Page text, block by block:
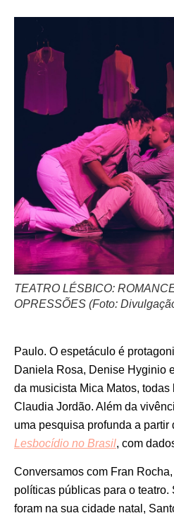
TEATRO LÉSBICO:
OPRESSÕES (Foto:
Paulo. O espetáculo é
Daniela Rosa, Denise Hyginio
da musicista Mica Matos,
Claudia Jordão. Além da
uma pesquisa profunda a partir
Lesbocídio no Brasil, com
Conversamos com Fran
políticas públicas para o teatro.
foram na sua cidade natal,